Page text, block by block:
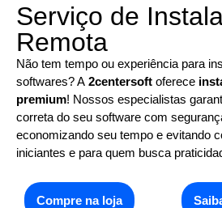
Serviço de
Remota
Não tem tempo ou experiência para
softwares? A 2centersoft oferece
premium! Nossos especialistas
correta do seu software com
economizando seu tempo e evitando
iniciantes e para quem busca
Compre na loja